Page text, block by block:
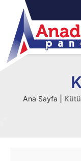
Ana Sayfa